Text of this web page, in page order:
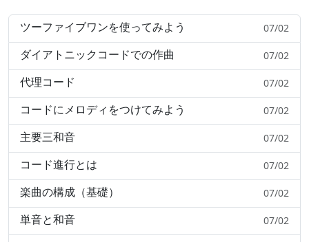
ツーファイブワンを使ってみよう 07/02
ダイアトニックコードでの作曲 07/02
代理コード 07/02
コードにメロディをつけてみよう 07/02
主要三和音 07/02
コード進行とは 07/02
楽曲の構成（基礎） 07/02
単音と和音 07/02